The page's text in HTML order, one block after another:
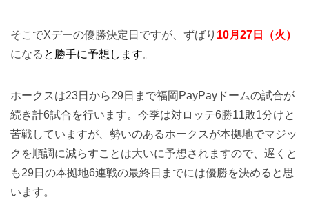
そこでXデーの優勝決定日ですが、ずばり 10月27日（火）
になる と勝手に予想します。
ホークスは23日から29日まで福岡PayPayドームの試合が
続き計6試合を行います。今季は対ロッテ6勝11敗1分けと
苦戦していますが、勢いのあるホークスが本拠地でマジッ
クを順調に減らすことは大いに予想されますので、遅くと
も29日の本拠地6連戦の最終日までには優勝を決めると思
います。